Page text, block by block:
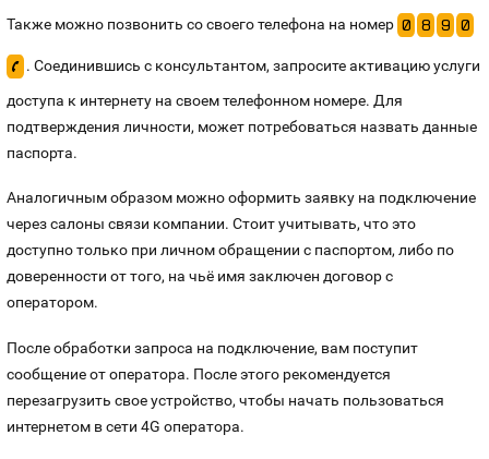
Также можно позвонить со своего телефона на номер 0 8 9 0
p . Соединившись с консультантом, запросите активацию услуги
доступа к интернету на своем телефонном номере. Для
подтверждения личности, может потребоваться назвать данные
паспорта.
Аналогичным образом можно оформить заявку на подключение
через салоны связи компании. Стоит учитывать, что это
доступно только при личном обращении с паспортом, либо по
доверенности от того, на чьё имя заключен договор с
оператором.
После обработки запроса на подключение, вам поступит
сообщение от оператора. После этого рекомендуется
перезагрузить свое устройство, чтобы начать пользоваться
интернетом в сети 4G оператора.